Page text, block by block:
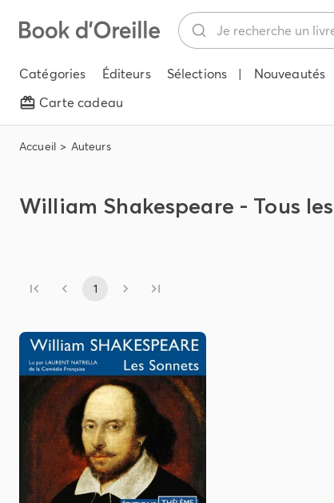
Catégories Éditeurs Sélections | Nouveautés
Carte cadeau
Accueil Auteurs
William Shakespeare - Tous
1